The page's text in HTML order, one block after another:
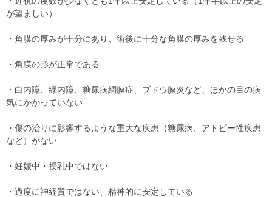
が望ましい）
・角膜の厚みが十分にあり、術後に十分な角膜の厚みを残せる
・角膜の形が正常である
・白内障、緑内障、糖尿病網膜症、ブドウ膜炎など、ほかの目の病
気にかかっていない
・傷の治りに影響するような重大な疾患（糖尿病、アトピー性疾患
など）がない
・妊娠中・授乳中ではない
・過度に神経質ではない、精神的に安定している